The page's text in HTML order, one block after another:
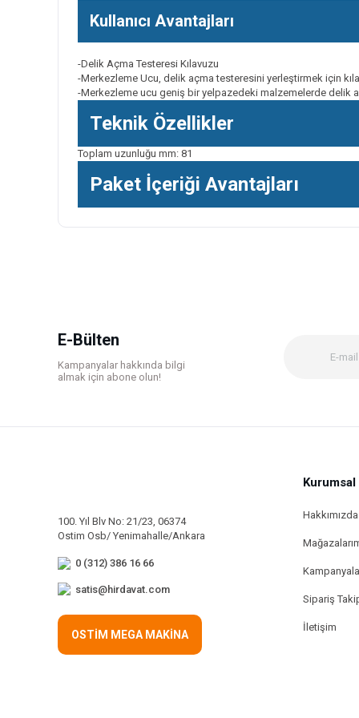
Kullanıcı Avantajları
-Delik Açma Testeresi Kılavuzu
-Merkezleme Ucu, delik açma testeresini yerleştirmek için
-Merkezleme ucu geniş bir yelpazedeki malzemelerde delik
Teknik Özellikler
Toplam uzunluğu mm: 81
Paket İçeriği Avantajları
Bu ürünün fiyat bilgisi, resim, ürün açıklamalarında ve diğer
Bu ürüne benzer farklı alternatifler olmalı.
E-Bülten
Kampanyalar hakkında bilgi
almak için abone olun!
100. Yıl Blv No: 21/23, 06374
Ostim Osb/ Yenimahalle/Ankara
0 (312) 386 16 66
satis@hirdavat.com
OSTİM MEGA MAKİNA
Kurumsal
Hakkımızda
Sipariş
İletişim